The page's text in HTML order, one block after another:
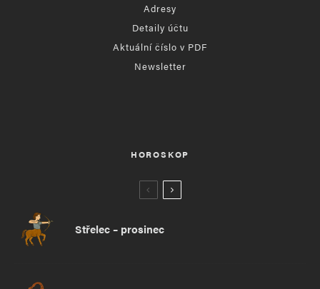
Adresy
Detaily účtu
Aktuální číslo v PDF
Newsletter
HOROSKOP
Střelec – prosinec